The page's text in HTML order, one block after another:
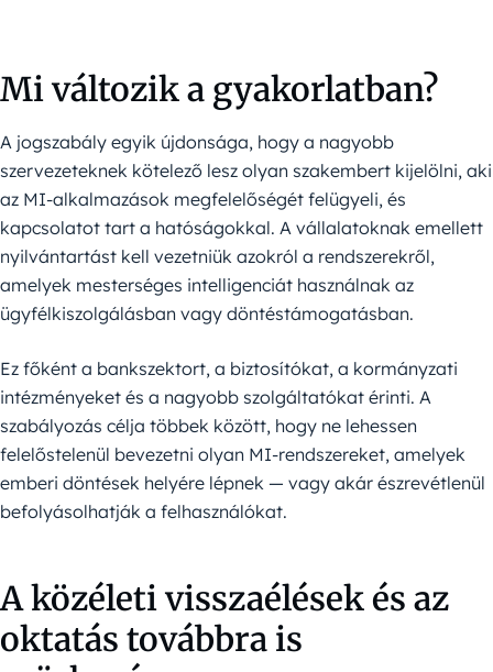
Mi változik a gyakorlatban?
A jogszabály egyik újdonsága, hogy a nagyobb
szervezeteknek kötelező lesz olyan szakembert kijelölni, aki
az MI-alkalmazások megfelelőségét felügyeli, és
kapcsolatot tart a hatóságokkal. A vállalatoknak emellett
nyilvántartást kell vezetniük azokról a rendszerekről,
amelyek mesterséges intelligenciát használnak az
ügyfélkiszolgálásban vagy döntéstámogatásban.
Ez főként a bankszektort, a biztosítókat, a kormányzati
intézményeket és a nagyobb szolgáltatókat érinti. A
szabályozás célja többek között, hogy ne lehessen
felelőstelenül bevezetni olyan MI-rendszereket, amelyek
emberi döntések helyére lépnek — vagy akár észrevétlenül
befolyásolhatják a felhasználókat.
A közéleti visszaélések és az
oktatás továbbra is